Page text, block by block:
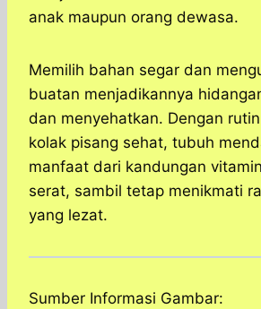
anak maupun orang dewasa.
Memilih bahan segar dan
buatan menjadikannya
dan menyehatkan. Dengan
kolak pisang sehat, tubuh
manfaat dari kandungan
serat, sambil tetap menikmati
yang lezat.
Sumber Informasi Gambar: